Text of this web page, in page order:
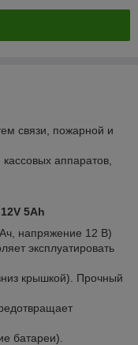
связи, пожарной и
аппаратов,
5Ah
напряжение 12 В)
эксплуатировать
крышкой). Прочный
батареи).